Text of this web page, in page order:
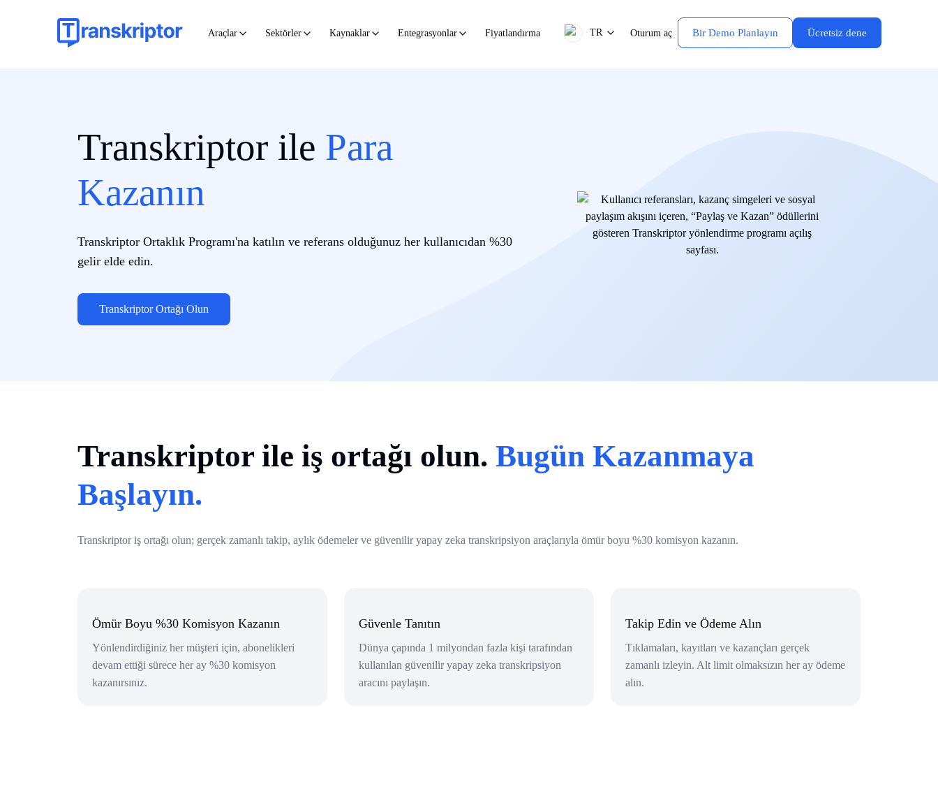
Araçlar Sektörler Kaynaklar Entegrasyonlar Fiyatlandırma TR Oturum aç Bir Demo Planlayın Ücretsiz dene
Transkriptor ile Para
Kazanın
Transkriptor Ortaklık Programı'na katılın ve referans olduğunuz her kullanıcıdan %30
gelir elde edin.
Transkriptor Ortağı Olun
Transkriptor ile iş ortağı olun. Bugün Kazanmaya
Başlayın.
Transkriptor iş ortağı olun; gerçek zamanlı takip, aylık ödemeler ve güvenilir yapay zeka transkripsiyon araçlarıyla ömür boyu %30 komisyon kazanın.
Ömür Boyu %30 Komisyon Kazanın
Yönlendirdiğiniz her müşteri için, abonelikleri
devam ettiği sürece her ay %30 komisyon
kazanırsınız.
Güvenle Tanıtın
Dünya çapında 1 milyondan fazla kişi tarafından
kullanılan güvenilir yapay zeka transkripsiyon
aracını paylaşın.
Takip Edin ve Ödeme Alın
Tıklamaları, kayıtları ve kazançları gerçek
zamanlı izleyin. Alt limit olmaksızın her ay ödeme
alın.